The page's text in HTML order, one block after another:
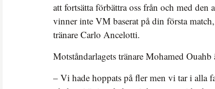
att fortsätta förbättra oss från och med den
vinner inte VM baserat på din första
tränare Carlo Ancelotti.
Motståndarlagets tränare Mohamed Ouahb
– Vi hade hoppats på fler men vi tar i alla